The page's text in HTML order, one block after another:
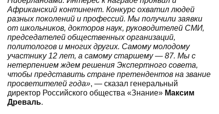
Африканский континент. Конкурс охватил людей
разных поколений и профессий. Мы получили заявки
от школьников, докторов наук, руководителей СМИ,
председателей общественных организаций,
политологов и многих других. Самому молодому
участнику 12 лет, а самому старшему — 87. Мы с
нетерпением ждем решения Экспертного совета,
чтобы представить стране претендентов на звание
просветителей года», — сказал генеральный
директор Российского общества «Знание» Максим
Древаль.